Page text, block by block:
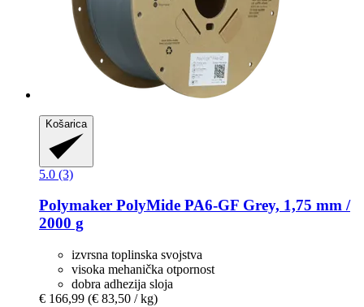
Košarica
5.0 (3)
Polymaker PolyMide PA6-​GF Grey, 1,75 mm /
2000 g
izvrsna toplinska svojstva
visoka mehanička otpornost
dobra adhezija sloja
€ 166,99 (€ 83,50 / kg)